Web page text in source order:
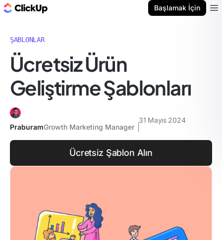
Başlamak İçin
ŞABLONLAR
Ücretsiz Ürün
Geliştirme Şablonları
PraburamGrowth Marketing Manager
31 Mayıs 2024
Ücretsiz Şablon Alın